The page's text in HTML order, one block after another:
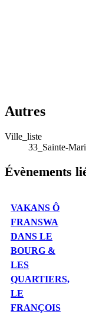
Autres
Ville_liste
33_Sainte-
Évènements
VAKANS Ô
FRANSWA
DANS LE
BOURG &
LES
QUARTIERS,
LE
FRANÇOIS